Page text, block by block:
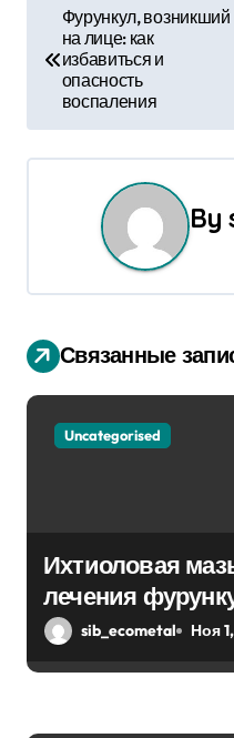
и
ц
и
я
п
п
и
Фурункул, возникший
на лице: как
избавиться и
опасность
воспаления
By
Связанные
Uncategorised
Ихтиоловая
лечения
sib_ecometal Ноя